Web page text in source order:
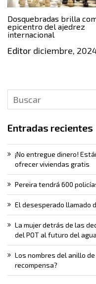
Dosquebradas brilla
epicentro del ajedrez
internacional
Editor diciembre,
Entradas recientes
¡No entregue dinero!
ofrecer viviendas gratis
Pereira tendrá 600
El desesperado llamado
La mujer detrás de las
del POT al futuro del agua
Los nombres del anillo de
recompensa?